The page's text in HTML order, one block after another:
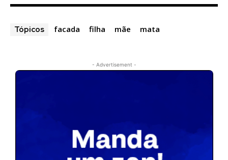
Tópicos facada filha mãe mata
- Advertisement -